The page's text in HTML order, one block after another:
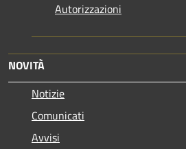
Autorizzazioni
NOVITÀ
Notizie
Comunicati
Avvisi